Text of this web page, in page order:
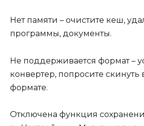
Нет памяти – очистите кеш,
программы, документы.
Не поддерживается формат –
конвертер, попросите скинуть
формате.
Отключена функция